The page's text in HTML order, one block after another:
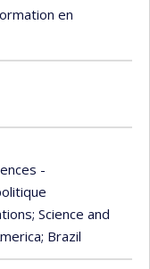
en
-
; Science and
; Brazil